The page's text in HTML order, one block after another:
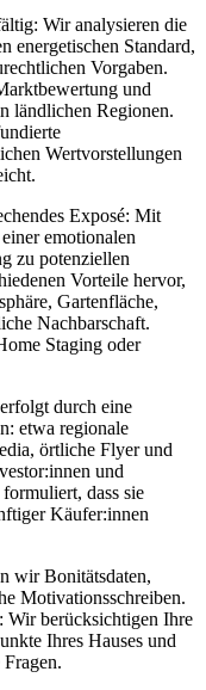
Wir analysieren die
energetischen Standard,
Vorgaben.
und
ländlichen Regionen.
Wertvorstellungen
Exposé: Mit
emotionalen
zu potenziellen
Vorteile hervor,
Gartenfläche,
Nachbarschaft.
Staging oder
durch eine
etwa regionale
örtliche Flyer und
und
dass sie
Käufer:innen
wir Bonitätsdaten,
Motivationsschreiben.
Wir berücksichtigen Ihre
Ihres Hauses und